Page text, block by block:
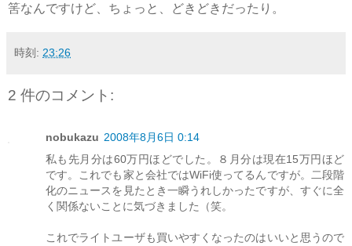
筈なんですけど、ちょっと、どきどきだったり。
時刻: 23:26
2 件のコメント:
nobukazu 2008年8月6日 0:14
私も先月分は60万円ほどでした。８月分は現在15万円ほど
です。これでも家と会社ではWiFi使ってるんですが。二段階
化のニュースを見たとき一瞬うれしかったですが、すぐに全
く関係ないことに気づきました（笑。
これでライトユーザも買いやすくなったのはいいと思うので